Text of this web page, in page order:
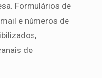
Formulários de
e números de
de